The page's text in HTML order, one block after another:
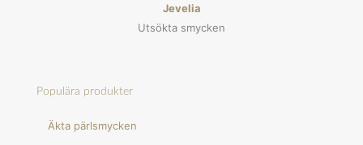
Jevelia
Utsökta smycken
Populära produkter
Äkta pärlsmycken